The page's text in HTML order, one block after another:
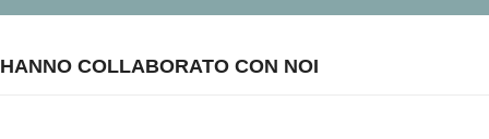
HANNO COLLABORATO CON NOI